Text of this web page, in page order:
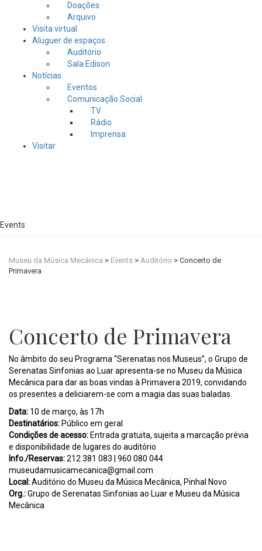
Doações
Arquivo
Visita virtual
Aluguer de espaços
Auditório
Sala Edison
Notícias
Eventos
Comunicação Social
TV
Rádio
Imprensa
Visitar
Events
Museu da Música Mecânica > Events > Auditório > Concerto de
Primavera
Concerto de Primavera
No âmbito do seu Programa “Serenatas nos Museus”, o Grupo de
Serenatas Sinfonias ao Luar apresenta-se no Museu da Música
Mecânica para dar as boas vindas à Primavera 2019, convidando
os presentes a deliciarem-se com a magia das suas baladas.
Data: 10 de março, às 17h
Destinatários: Público em geral
Condições de acesso: Entrada gratuita, sujeita a marcação prévia
e disponibilidade de lugares do auditório
Info./Reservas:212 381 083 | 960 080 044
museudamusicamecanica@gmail.com
Local:Auditório do Museu da Música Mecânica, Pinhal Novo
Org.:Grupo de Serenatas Sinfonias ao Luar e Museu da Música
Mecânica